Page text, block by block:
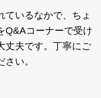
ているなかで、ちょ
Q&Aコーナーで受け
夫です。 丁寧にご
さい。